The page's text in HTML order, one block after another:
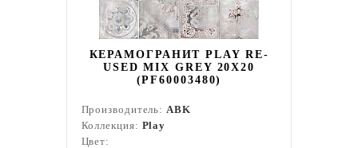
КЕРАМОГРАНИТ PLAY RE-
USED MIX GREY 20X20
(PF60003480)
Производитель:ABK
Коллекция: Play
Цвет: